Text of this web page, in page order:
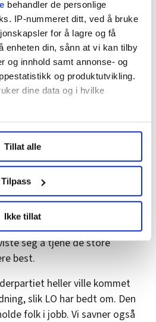
behandler de personlige
IP-nummeret ditt, ved å bruke
for å lagre og få
enheten din, sånn at vi kan tilby
og innhold samt annonse- og
og produktutvikling.
dine data og i hvilke
om hvordan dine personlige
du kan velge hvordan de skal
endre eller trekke tilbake ditt
om informasjonskapsler.
frifagbevegelse.no, hk-nytt.no
(cookies) for å
blir brukt slik at vi tilby
annonser og utarbeide
om hvordan du bruker
egne samarbeidspartnere
Disse er angitt i
denne siden.
Tillat alle
Tilpass
Ikke tillat
litt tid å få på plass en
som ikke gir insentiver
Derfor er også bra at
på plass,
på. Det viktige for oss med en
begrensninger. Det var
med både utbytte og
unngå denne gangen, sier
en lik
for næringslivet som tidligere i
seg å tjene de store
best.
heller ville kommet
slik LO har bedt om. Den
folk i jobb. Vi savner også